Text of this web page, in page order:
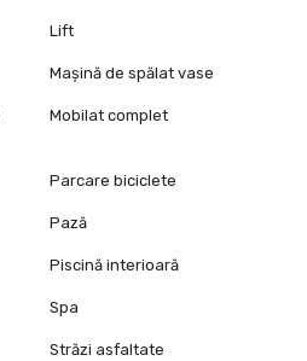
Lift
Mașină de spălat vase
Mobilat complet
Parcare biciclete
Pază
Piscină interioară
Spa
Străzi asfaltate